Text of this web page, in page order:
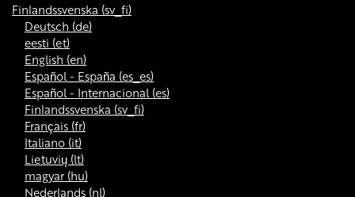
Finlandssvenska ‎(sv_fi)‎
Deutsch ‎(de)‎
eesti ‎(et)‎
English ‎(en)‎
Español - España ‎(es_es)‎
Español - Internacional ‎(es)‎
Finlandssvenska ‎(sv_fi)‎
Français ‎(fr)‎
Italiano ‎(it)‎
Lietuvių ‎(lt)‎
magyar ‎(hu)‎
Nederlands ‎(nl)‎